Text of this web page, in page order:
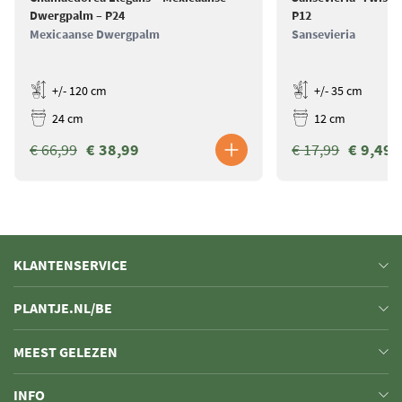
Dwergpalm – P24
Mexicaanse Dwergpalm
+/- 120 cm
24 cm
€ 38,99
€ 66,99
P12
Sansevieria
+/- 35 cm
12 cm
€ 9,49
€ 17,99
KLANTENSERVICE
PLANTJE.NL/BE
MEEST GELEZEN
INFO